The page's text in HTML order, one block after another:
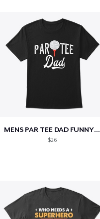
MENS PAR TEE DAD FUNNY PARTEE GOLF GIFT
$26